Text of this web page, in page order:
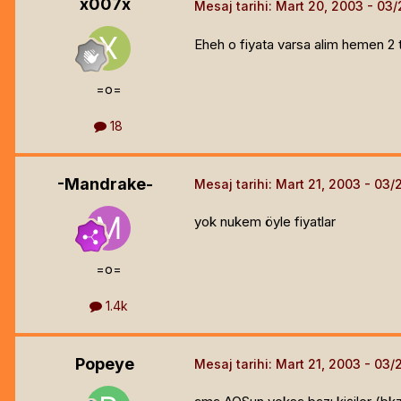
x007x
=o=
18
Mesaj tarihi: Mart 20, 2003
Eheh o fiyata varsa alim hemen 2
-Mandrake-
=o=
1.4k
Mesaj tarihi: Mart 21, 2003
yok nukem öyle fiyatlar
Popeye Mesaj tarihi: Mart 21, 2003